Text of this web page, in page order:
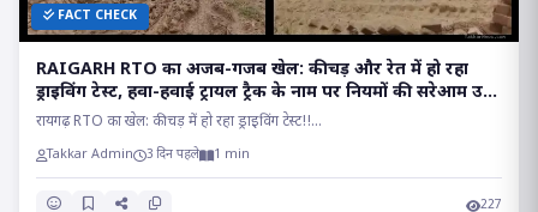
FACT CHECK
RAIGARH RTO का अजब-गजब खेल: कीचड़ और रेत में हो रहा
ड्राइविंग टेस्ट, हवा-हवाई ट्रायल ट्रैक के नाम पर नियमों की सरेआम उड़
रही धज्जियां
रायगढ़ RTO का खेल: कीचड़ में हो रहा ड्राइविंग टेस्ट!!...
Takkar Admin 3 दिन पहले 1 min
227